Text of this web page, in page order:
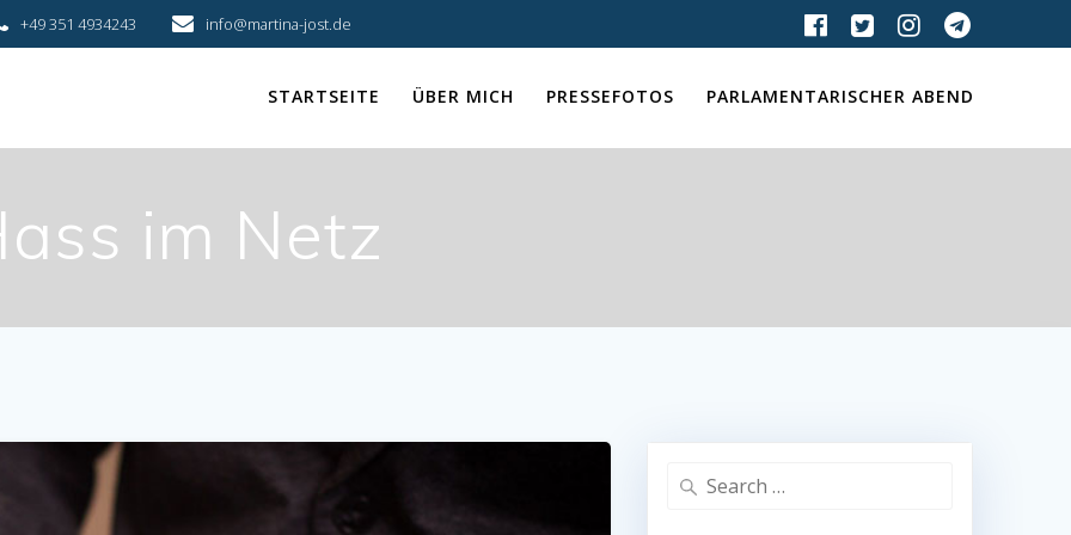
+49 351 4934243 info@martina-jost.de
STARTSEITE ÜBER MICH PRESSEFOTOS PARLAMENTARISCHER ABEND
im Netz
Search